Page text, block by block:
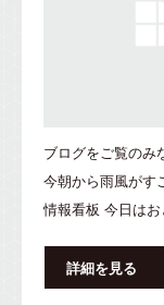
ブログをご覧のみ
今朝から雨風がす
情報看板 今日は
詳細を見る